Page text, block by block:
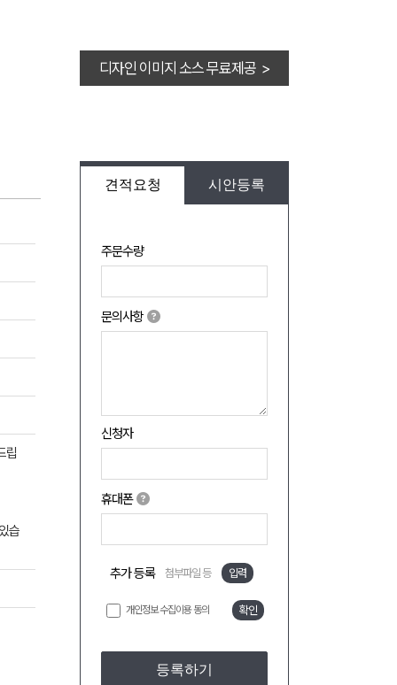
디자인 이미지 소스 무료제공 >
견적요청 시안등록
주문수량
문의사항
신청자
휴대폰
추가 등록 첨부파일 등 입력
개인정보 수집이용 동의 확인
등록하기
립
습